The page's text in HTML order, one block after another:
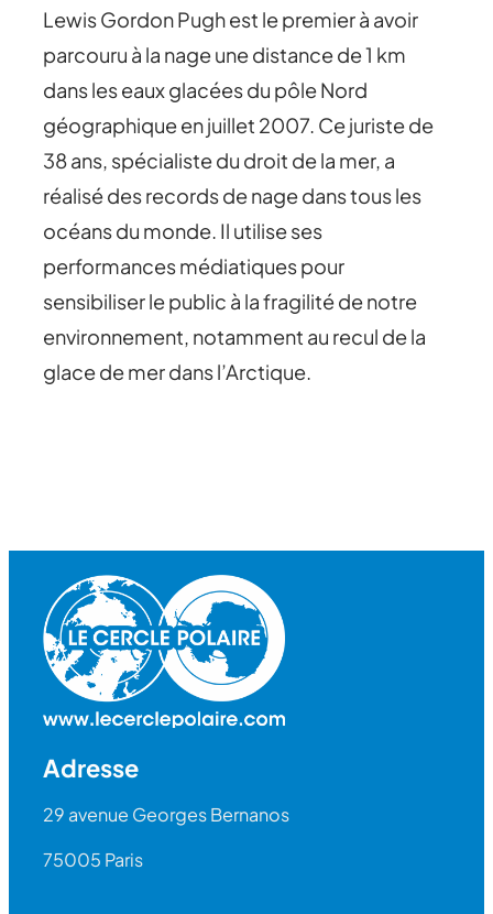
Lewis Gordon Pugh est le premier à avoir
parcouru à la nage une distance de 1 km
dans les eaux glacées du pôle Nord
géographique en juillet 2007. Ce juriste de
38 ans, spécialiste du droit de la mer, a
réalisé des records de nage dans tous les
océans du monde. Il utilise ses
performances médiatiques pour
sensibiliser le public à la fragilité de notre
environnement, notamment au recul de la
glace de mer dans l’Arctique.
Adresse
29 avenue Georges Bernanos
75005 Paris